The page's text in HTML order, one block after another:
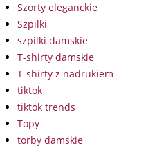
Szorty eleganckie
Szpilki
szpilki damskie
T-shirty damskie
T-shirty z nadrukiem
tiktok
tiktok trends
Topy
torby damskie